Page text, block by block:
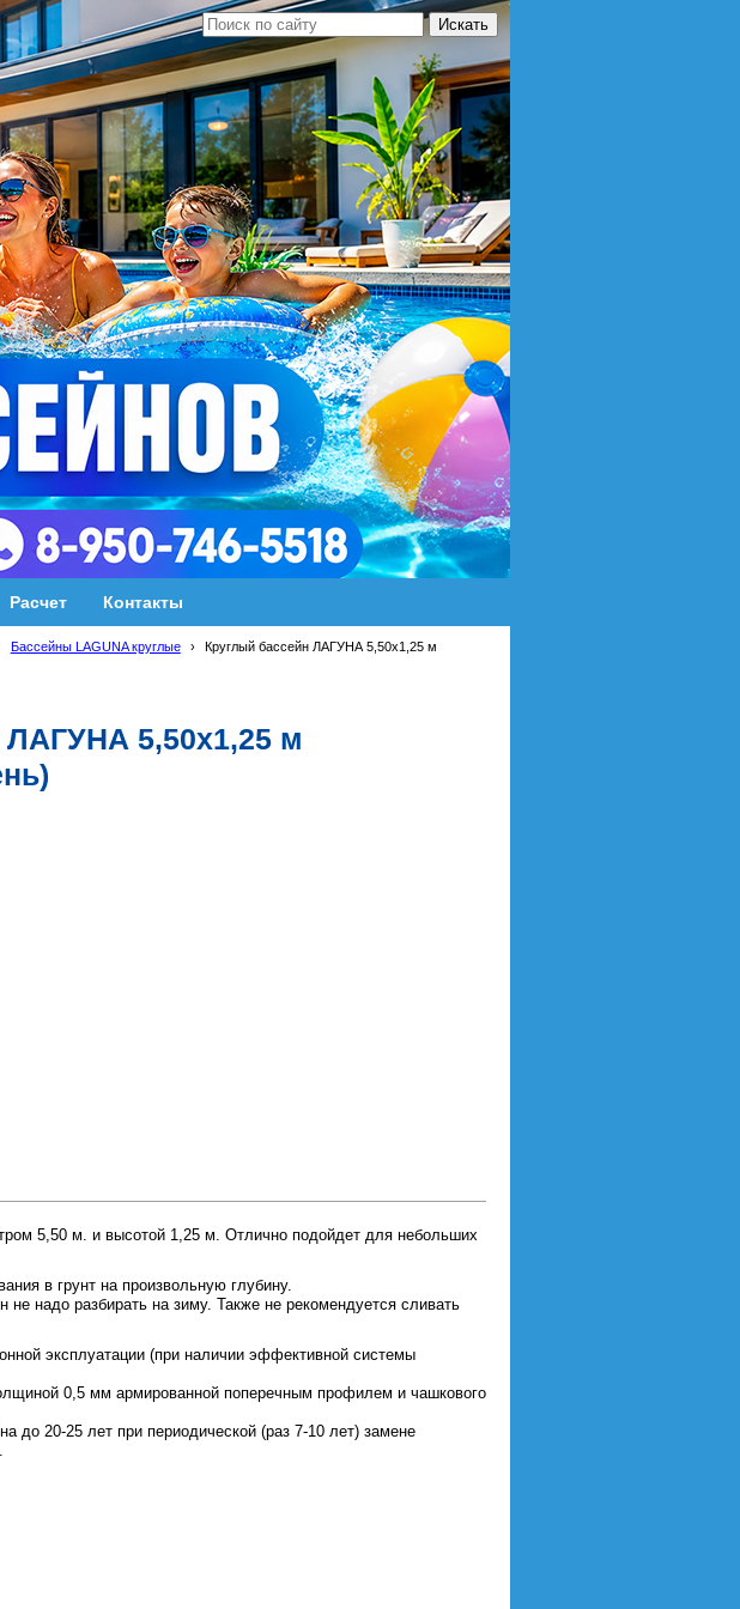
Расчет Контакты
Бассейны LAGUNA круглые ›
Круглый бассейн ЛАГУНА 5,50х1,25 м
ЛАГУНА 5,50х1,25 м
5,50 м. и высотой 1,25 м. Отлично подойдет для небольших
в грунт на произвольную глубину.
не надо разбирать на зиму. Также не рекомендуется сливать
эксплуатации (при наличии эффективной системы
0,5 мм армированной поперечным профилем и чашкового
до 20-25 лет при периодической (раз 7-10 лет) замене